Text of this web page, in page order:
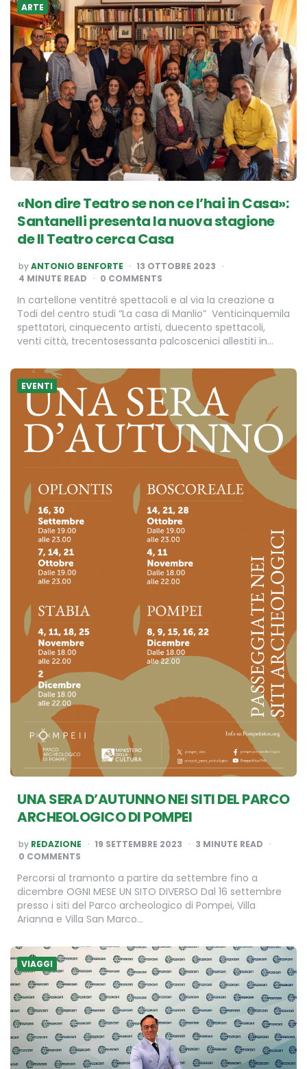
ARTE
«Non dire Teatro se non ce l’hai in Casa»:
Santanelli presenta la nuova stagione
de Il Teatro cerca Casa
POSTED
BY
byANTONIO BENFORTE
13 OTTOBRE 2023
4 MINUTE READ 0 COMMENTS
In cartellone ventitré spettacoli e al via la creazione a
Todi del centro studi “La casa di Manlio” Venticinquemila
spettatori, cinquecento artisti, duecento spettacoli,
venti città, trecentosessanta palcoscenici allestiti in…
EVENTI
UNA SERA D’AUTUNNO NEI SITI DEL PARCO
ARCHEOLOGICO DI POMPEI
POSTED
BY
by REDAZIONE 19 SETTEMBRE 2023 3 MINUTE READ
0 COMMENTS
Percorsi al tramonto a partire da settembre fino a
dicembre OGNI MESE UN SITO DIVERSO Dal 16 settembre
presso i siti del Parco archeologico di Pompei, Villa
Arianna e Villa San Marco…
VIAGGI